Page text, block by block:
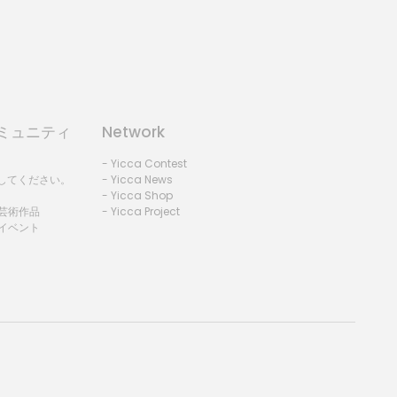
ュニティ
ください。
術作品
ベント
Network
- Yicca Contest
- Yicca News
- Yicca Shop
- Yicca Project